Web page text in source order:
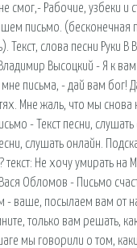
смог,- Рабочие, узбеки и
письмо. (бесконечная
Текст, слова песни Руки
Высоцкий - Я к
мне письма, - дай вам бог!
Мне жаль, что мы снова
- Текст песни,
слушать онлайн.
текст: Не хочу умирать
Обломов - Письмо
- ваше, посылаем вам от
только вам решать,
мы говорили о том,